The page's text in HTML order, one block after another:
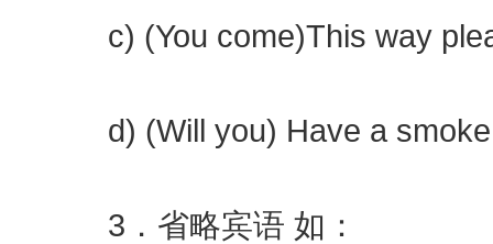
c) (You come)This way
d) (Will you) Have a smoke
3．省略宾语 如：